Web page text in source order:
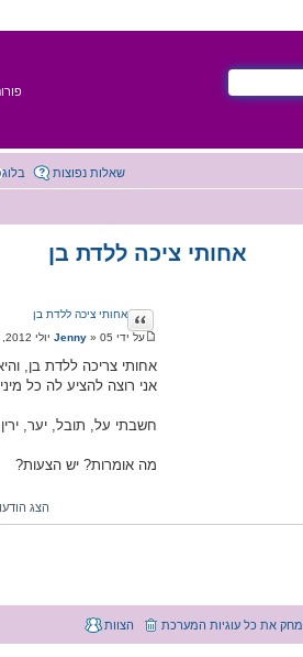
בלוג שאלות נפוצות
אחותי ציכה ללדת בן
אחותי ציכה ללדת בן ציטוט
על ידי Jenny »05 יולי 2012, 14:25
אחותי צריכה ללדת בן,
אני רוצה להציע לה כל
חשבתי על, תובל, יער,
מה אומרות? יש הצעות?
הצג
מחק את כל עוגיות המערכת הצוות